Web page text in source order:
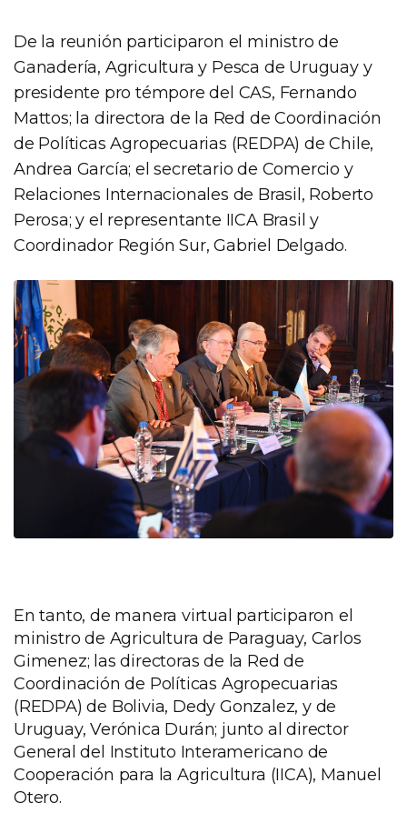
De la reunión participaron el ministro de
Ganadería, Agricultura y Pesca de Uruguay y
presidente pro témpore del CAS, Fernando
Mattos; la directora de la Red de Coordinación
de Políticas Agropecuarias (REDPA) de Chile,
Andrea García; el secretario de Comercio y
Relaciones Internacionales de Brasil, Roberto
Perosa; y el representante IICA Brasil y
Coordinador Región Sur, Gabriel Delgado.
En tanto, de manera virtual participaron el
ministro de Agricultura de Paraguay, Carlos
Gimenez; las directoras de la Red de
Coordinación de Políticas Agropecuarias
(REDPA) de Bolivia, Dedy Gonzalez, y de
Uruguay, Verónica Durán; junto al director
General del Instituto Interamericano de
Cooperación para la Agricultura (IICA), Manuel
Otero.